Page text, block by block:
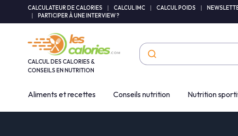
CALCULATEUR DE CALORIES CALCUL IMC CALCUL POIDS
PARTICIPER À UNE INTERVIEW ?
CALCUL DES CALORIES &
CONSEILS EN NUTRITION
Aliments et recettes Conseils nutrition Nutrition
Panneau de gestion des cookies